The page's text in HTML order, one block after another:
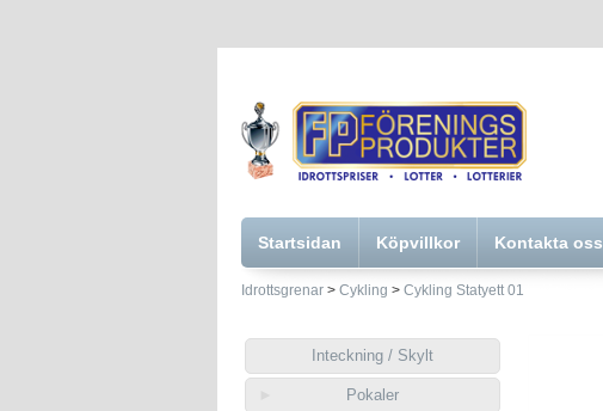
Startsidan Köpvillkor Kontakta oss
Idrottsgrenar > Cykling > Cykling Statyett 01
Inteckning / Skylt
Pokaler